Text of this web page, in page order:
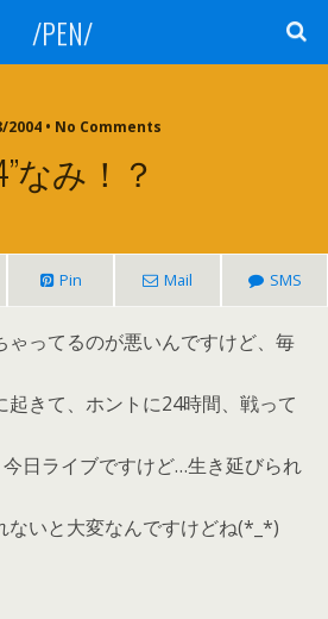
/PEN/
2004 • No Comments
なみ！？
Pin Mail SMS
ゃってるのが悪いんですけど、毎
起きて、ホントに24時間、戦って
日ライブですけど…生き延びられ
ないと大変なんですけどね(*_*)